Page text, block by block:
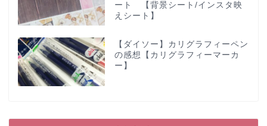
ート 【背景シート/インスタ映
えシート】
【ダイソー】カリグラフィーペン
の感想【カリグラフィーマーカ
ー】